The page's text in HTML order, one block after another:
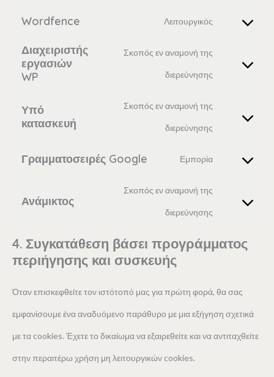
Wordfence Λειτουργικός
Διαχειριστής
εργασιών
WP
Σκοπός εν αναμονή της
διερεύνησης
Υπό
κατασκευή
Σκοπός εν αναμονή της
διερεύνησης
Γραμματοσειρές Google Εμπορία
Ανάμικτος
Σκοπός εν αναμονή της
διερεύνησης
4. Συγκατάθεση βάσει προγράμματος
περιήγησης και συσκευής
Όταν επισκεφθείτε τον ιστότοπό μας για πρώτη φορά, θα σας
εμφανίσουμε ένα αναδυόμενο παράθυρο με μια εξήγηση σχετικά
με τα cookies. Έχετε το δικαίωμα να εξαιρεθείτε και να αντιταχθείτε
στην περαιτέρω χρήση μη λειτουργικών cookies.